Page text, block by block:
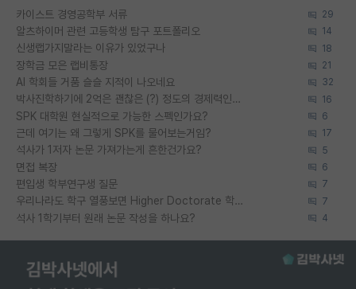
카이스트 경영공학부 서류 29
알츠하이머 관련 고등학생 탐구 포트폴리오 14
신생랩가지말라는 이유가 있었구나 18
장학금 모은 랩비통장 21
AI 학회들 거품 슬슬 지적이 나오네요 32
박사진학하기에 2억은 괜찮은 (?) 정도의 경제력인가요 16
SPK 대학원 현실적으로 가능한 스펙인가요? 6
근데 여기는 왜 그렇게 SPK를 물어보는거임? 17
석사가 1저자 논문 가져가는게 흔한건가요? 5
면접 복장 6
편입생 학부연구생 질문 7
우리나라도 학구 열풍보면 Higher Doctorate 학위가 필요하다고 봅니다. 7
석사 1학기부터 원래 논문 작성을 하나요? 4